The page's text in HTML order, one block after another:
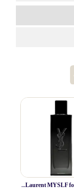
Yves Saint Laurent MYSLF for men EDP